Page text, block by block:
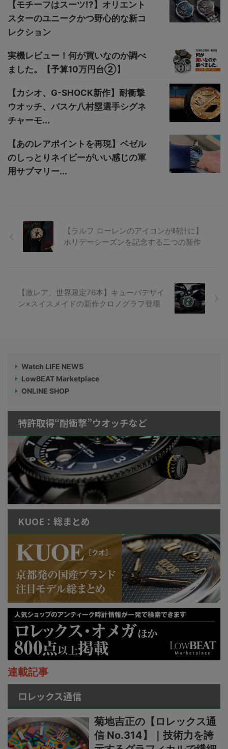
【モチーフはスーツ!?】オリエント
スターのユニークかつ野心的な新コ
レクション
実機レビュー！何が買いなのか調べ
ました。【予算10万円台②】
【カシオ、G-SHOCK新作】耐衝撃
ウオッチ、バスケ八村塁選手シグネ
チャーモ...
【あのレアポイントを再現】ベゼル
のしっとりネイビーがいい感じの軍
用サブマリー...
【ラルフ ローレンのアイコンが時計に】
ホリデーシーズンを記念する二つの新作
【激レア、世界限定76本】キューバデザイ
ン×スイスメイドの新作クロノグラフ登場
Watch LIFE NEWS
LowBEAT Marketplace
ONLINE SHOP
特許取得“耐衝撃”ウオッチなど
KUOE：総まとめ
連載記事
ロレックス通信
菊地吉正の【ロレックス通
信 No.314】｜技術力を誇